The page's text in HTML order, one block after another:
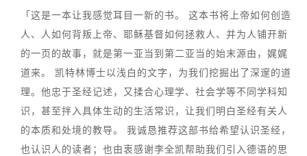
「这是一本让我感觉耳目一新的书。 这本书将上帝如何创造
人、人如何背叛上帝、耶稣基督如何拯救人、并为人铺开新
的一页的故事，就是第一亚当到第二亚当的始末源由，娓娓
道来。 凯特林博士以浅白的文字，为我们挖掘出了深邃的道
理。他忠于圣经记述，又揉合心理学、社会学等不同学科知
识，甚至拌入具体生动的生活常识，让我们明白圣经有关人
的本质和处境的教导。 我诚恳推荐这部书给希望认识圣经，
也认识人的读者；也由衷感谢李全凯帮助我们引入德语的思